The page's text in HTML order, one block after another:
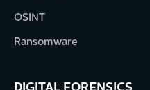
OSINT
Ransomware